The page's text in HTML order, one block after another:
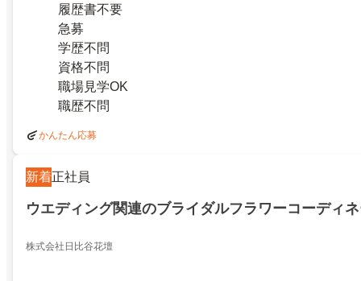
履歴書不要
急募
学歴不問
資格不問
職場見学OK
職歴不問
かんたん応募
新着正社員
ウエディング関連のブライダルフラワーコーディ
株式会社日比谷花壇